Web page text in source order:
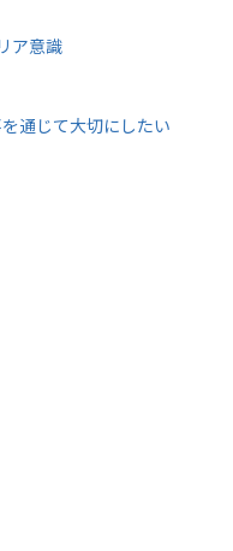
ア意識
通じて大切にしたい